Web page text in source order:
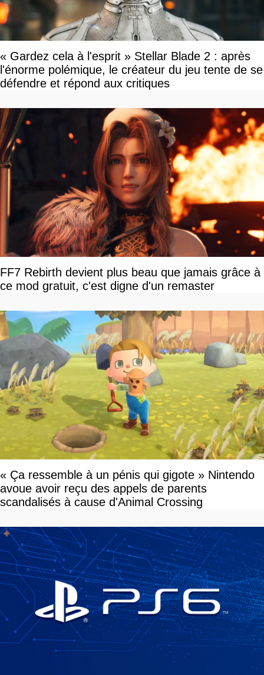
« Gardez cela à l'esprit » Stellar Blade 2 : après
l'énorme polémique, le créateur du jeu tente de se
défendre et répond aux critiques
FF7 Rebirth devient plus beau que jamais grâce à
ce mod gratuit, c'est digne d'un remaster
« Ça ressemble à un pénis qui gigote » Nintendo
avoue avoir reçu des appels de parents
scandalisés à cause d'Animal Crossing